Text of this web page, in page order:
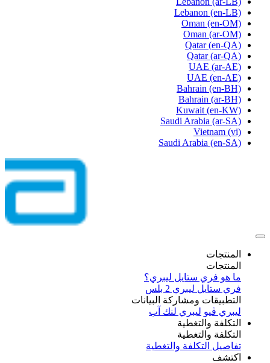
Lebanon (en-LB)
Oman (en-OM)
Oman (ar-OM)
Qatar (en-QA)
Qatar (ar-QA)
UAE (ar-AE)
UAE (en-AE)
Bahrain (en-BH)
Bahrain (ar-BH)
Kuwait (en-KW)
Saudi Arabia (ar-SA)
Vietnam (vi)
Saudi Arabia (en-SA)
المنتجات
المنتجات
ما هو فري ستايل ليبري؟
فري ستايل ليبري 2 بلس​
التطبيقات ومشاركة البيانات
ليبري ڤيو ليبري لنك آب
التكلفة والتغطية
التكلفة والتغطية
تفاصيل التكلفة والتغطية
اكتشف​